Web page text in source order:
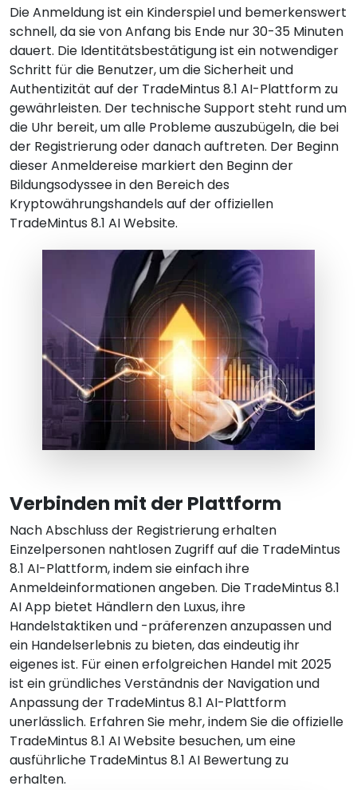
Die Anmeldung ist ein Kinderspiel und bemerkenswert
schnell, da sie von Anfang bis Ende nur 30-35 Minuten
dauert. Die Identitätsbestätigung ist ein notwendiger
Schritt für die Benutzer, um die Sicherheit und
Authentizität auf der TradeMintus 8.1 AI-Plattform zu
gewährleisten. Der technische Support steht rund um
die Uhr bereit, um alle Probleme auszubügeln, die bei
der Registrierung oder danach auftreten. Der Beginn
dieser Anmeldereise markiert den Beginn der
Bildungsodyssee in den Bereich des
Kryptowährungshandels auf der offiziellen
TradeMintus 8.1 AI Website.
Verbinden mit der Plattform
Nach Abschluss der Registrierung erhalten
Einzelpersonen nahtlosen Zugriff auf die TradeMintus
8.1 AI-Plattform, indem sie einfach ihre
Anmeldeinformationen angeben. Die TradeMintus 8.1
AI App bietet Händlern den Luxus, ihre
Handelstaktiken und -präferenzen anzupassen und
ein Handelserlebnis zu bieten, das eindeutig ihr
eigenes ist. Für einen erfolgreichen Handel mit 2025
ist ein gründliches Verständnis der Navigation und
Anpassung der TradeMintus 8.1 AI-Plattform
unerlässlich. Erfahren Sie mehr, indem Sie die offizielle
TradeMintus 8.1 AI Website besuchen, um eine
ausführliche TradeMintus 8.1 AI Bewertung zu
erhalten.